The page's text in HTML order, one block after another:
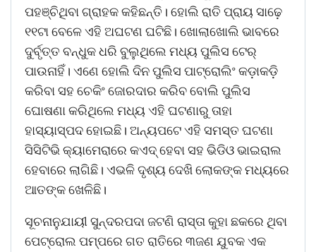
ପହଞ୍ଚିଥିବା ଗ୍ରାହକ କହିଛନ୍ତି। ହୋଲି ରାତି ପ୍ରାୟ ସାଢ଼େ
୧୧ଟା ବେଳେ ଏହି ଅଘଟଣ ଘଟିଛି। ଖୋଲାଖୋଲି ଭାବରେ
ଦୁର୍ବୃତ୍ତ ବନ୍ଧୁକ ଧରି ବୁଲୁଥିଲେ ମଧ୍ୟ ପୁଲିସ ଟେର୍‌
ପାଉନାହିଁ। ଏଣେ ହୋଲି ଦିନ ପୁଲିସ ପାଟ୍ରୋଲିଂ କଡ଼ାକଡ଼ି
କରିବା ସହ ଚେକିଂ ଜୋରଦାର କରିବ ବୋଲି ପୁଲିସ
ଘୋଷଣା କରିଥିଲେ ମଧ୍ୟ ଏହି ଘଟଣାରୁ ତାହା
ହାସ୍ୟାସ୍ପଦ ହୋଇଛି। ଅନ୍ୟପଟେ ଏହି ସମସ୍ତ ଘଟଣା
ସିସିଟିଭି କ୍ୟାମେରାରେ କଏଦ୍‌ ହେବା ସହ ଭିଡିଓ ଭାଇରାଲ
ହେବାରେ ଲାଗିଛି। ଏଭଳି ଦୃଶ୍ୟ ଦେଖି ଲୋକଙ୍କ ମଧ୍ୟରେ
ଆତଙ୍କ ଖେଳିଛି।
ସୂଚନାନୁଯାୟୀ ସୁନ୍ଦରପଦା ଜଟଣି ରାସ୍ତା କୁହା ଛକ‌ରେ ଥିବା
ପେଟ୍ରୋଲ ପମ୍ପରେ ଗତ ରାତି‌ରେ ୩ଜଣ ଯୁବକ ଏକ